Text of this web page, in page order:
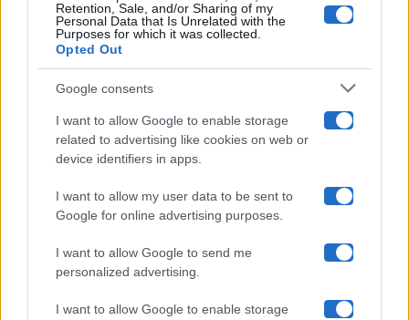
Retention, Sale, and/or Sharing of my
Personal Data that Is Unrelated with the
Purposes for which it was collected.
Opted Out
Google consents
I want to allow Google to enable storage
related to advertising like cookies on web or
device identifiers in apps.
I want to allow my user data to be sent to
Google for online advertising purposes.
I want to allow Google to send me
personalized advertising.
I want to allow Google to enable storage
Grande Fratello
Isola Dei Famosi
Uomini E Donne
Maste S.r.l.
Chi siamo
Collabora con noi